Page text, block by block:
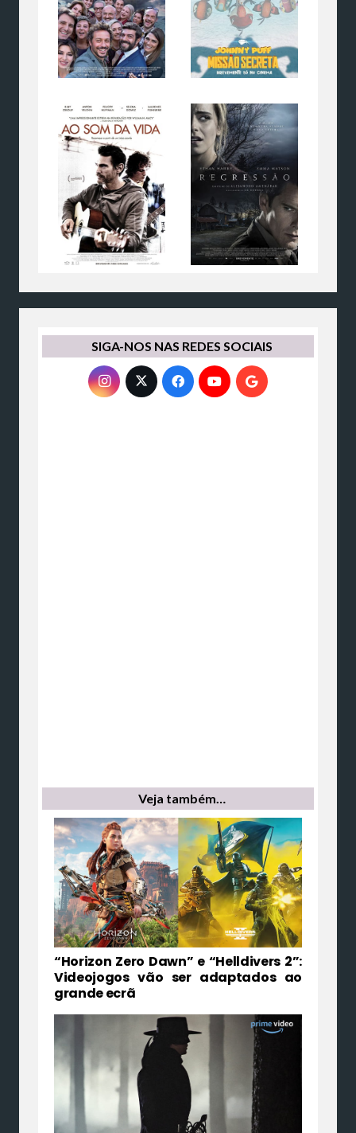
SIGA-NOS NAS REDES SOCIAIS
Veja também…
“Horizon Zero Dawn” e “Helldivers 2”:
Videojogos vão ser adaptados ao
grande ecrã